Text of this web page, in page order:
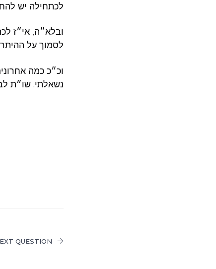
לכתחילה יש
ובלא״ה, אי״ז
לסמוך על
וכ״כ כמה
נשאלתי. שו״ת
QUESTION